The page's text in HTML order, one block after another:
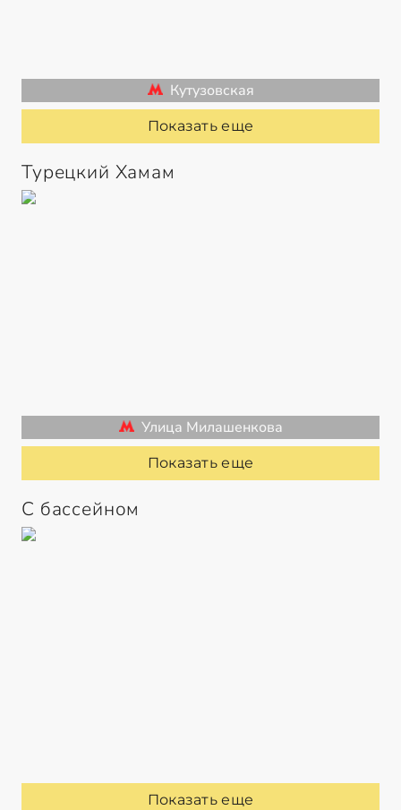
Кутузовская
Показать еще
Турецкий Хамам
Улица Милашенкова
Показать еще
С бассейном
Показать еще